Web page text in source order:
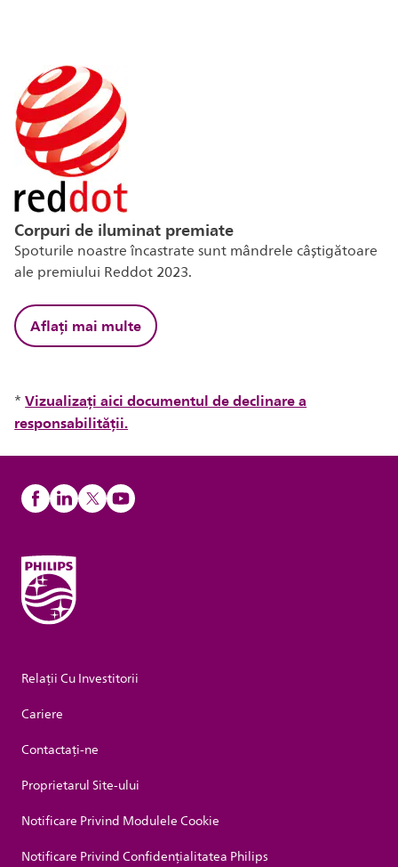
Corpuri de iluminat premiate
Spoturile noastre încastrate sunt mândrele câștigătoare
ale premiului Reddot 2023.
Aflați mai multe
*Vizualizați aici documentul de declinare a
responsabilității.
Relații Cu Investitorii
Cariere
Contactaţi-ne
Proprietarul Site-ului
Notificare Privind Modulele Cookie
Notificare Privind Confidențialitatea Philips